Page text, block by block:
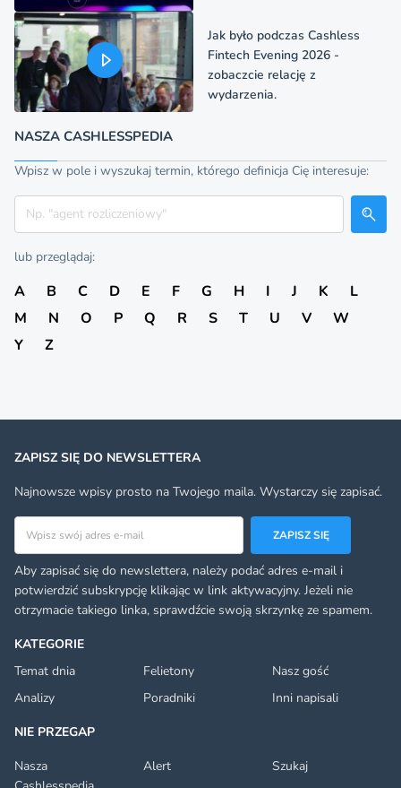
Jak było podczas Cashless
Fintech Evening 2026 -
zobaczcie relację z
wydarzenia.
NASZA CASHLESSPEDIA
Wpisz w pole i wyszukaj termin, którego definicja Cię interesuje:
Szukaj
lub przeglądaj:
A B C D E F G H I J K
L
M
N O P Q R S T U V
W
Y
Z
KATEGORIE
Temat dnia
Felietony
Nasz gość
Analizy
Poradniki
Inni napisali
NIE PRZEGAP
Nasza
Alert Szukaj
ZAPISZ SIĘ DO NEWSLETTERA
Najnowsze wpisy prosto na Twojego maila. Wystarczy się zapisać.
Adres email
ZAPISZ SIĘ
Aby zapisać się do newslettera, należy podać adres e-mail i
potwierdzić subskrypcję klikając w link aktywacyjny. Jeżeli nie
otrzymacie takiego linka, sprawdźcie swoją skrzynkę ze spamem.